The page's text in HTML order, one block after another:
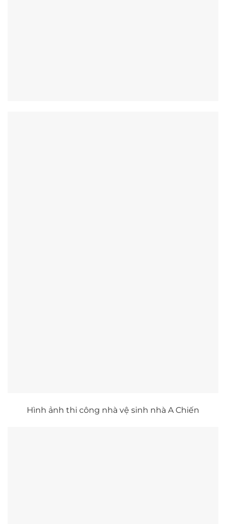
Hình ảnh thi công nhà vệ sinh nhà A Chiến